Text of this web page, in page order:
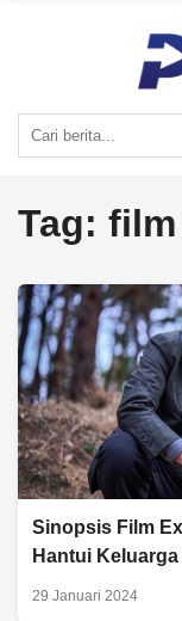
Tag: film
Sinopsis Film
Hantui
29 Januari 2024